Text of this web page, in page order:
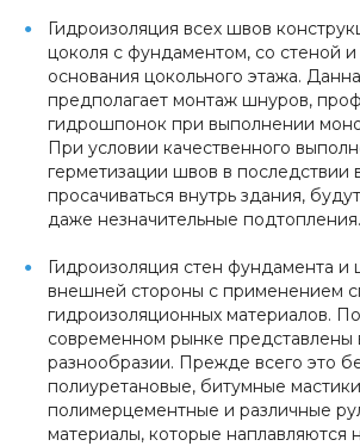
Гидроизоляция всех швов
цоколя с фундаментом, со стеной и
основания цокольного этажа.
предполагает монтаж шнуров,
гидрошпонок при выполнении
При условии качественного
герметизации швов в последствии
просачиваться внутрь здания,
даже незначительные подтопления.
Гидроизоляция стен фундамента и
внешней стороны с применением
гидроизоляционных материалов.
современном рынке
разнообразии. Прежде всего это
полиуретановые, битумные
полимерцементные и различные
материалы, которые наплавляются